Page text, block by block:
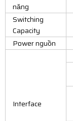
năng
Switching
Capacity
Power nguồn
Interface